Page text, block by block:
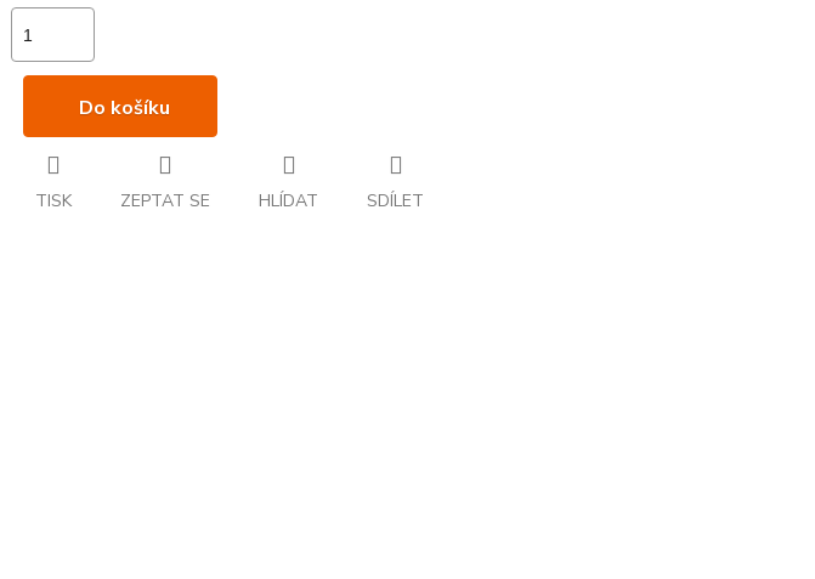
Do košíku
TISK ZEPTAT SE HLÍDAT SDÍLET